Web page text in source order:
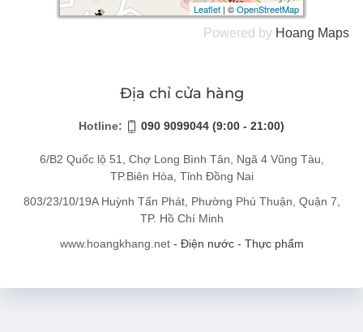
Leaflet | ©OpenStreetMap
Leaflet | ©OpenStreetMap
Powered by Hoang Maps
Địa chỉ cửa hàng
Hotline: 090 9099044 (9:00 - 21:00)
6/B2 Quốc lộ 51, Chợ Long Bình Tân, Ngã 4 Vũng Tàu,
TP.Biên Hòa, Tỉnh Đồng Nai
803/23/10/19A Huỳnh Tấn Phát, Phường Phú Thuận, Quận 7,
TP. Hồ Chí Minh
www.hoangkhang.net - Điện nước - Thực phẩm